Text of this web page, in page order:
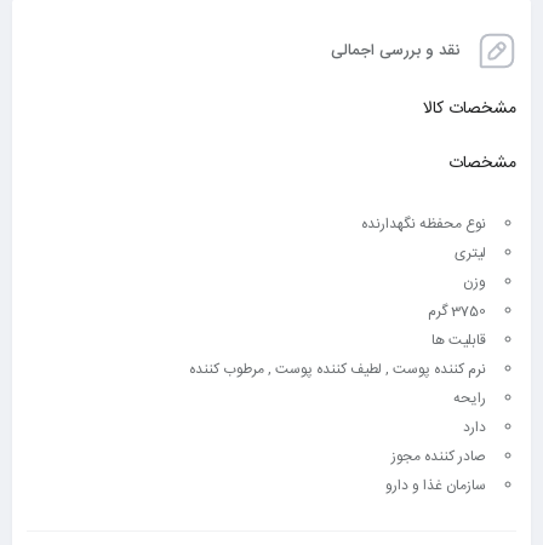
نقد و بررسی اجمالی
مشخصات کالا
مشخصات
نوع محفظه نگهدارنده
لیتری
وزن
3750 گرم
قابلیت ها
نرم کننده پوست , لطیف کننده پوست , مرطوب کننده
رایحه
دارد
صادر کننده مجوز
سازمان غذا و دارو